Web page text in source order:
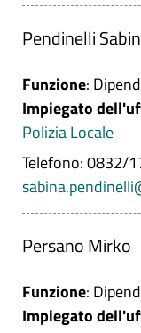
Pendinelli
Funzione:
Impiegato
Polizia Locale
Telefono: 0832/
Persano Mirko
Funzione:
Impiegato